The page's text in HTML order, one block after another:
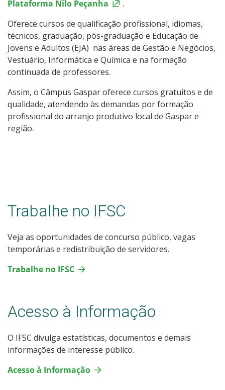
Licitações
Acesso à Informação
Ouvidoria
Editais
Plataforma Nilo Peçanha
.
Oferece cursos de qualificação profissional, idiomas,
técnicos, graduação, pós-graduação e Educação de
Jovens e Adultos (EJA) nas áreas de Gestão e Negócios,
Vestuário, Informática e Química e na formação
continuada de professores.
Assim, o Câmpus Gaspar oferece cursos gratuitos e de
qualidade, atendendo às demandas por formação
profissional do arranjo produtivo local de Gaspar e
região.
Trabalhe no IFSC
Veja as oportunidades de concurso público, vagas
temporárias e redistribuição de servidores.
Trabalhe no IFSC
Acesso à Informação
O IFSC divulga estatísticas, documentos e demais
informações de interesse público.
Acesso à Informação